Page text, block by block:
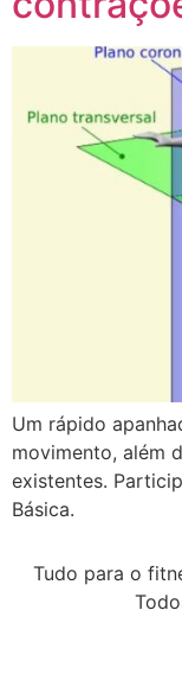
Um rápido
movimento, além
existentes.
Básica.
Tudo para o